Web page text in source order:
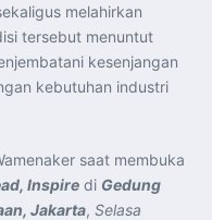
Artefak Budaya
Perkuat Kolaborasi
Demi Percepatan
II Batch 1 Dibuka
Raih Pengalaman Kerja
AAU 2026, Tekankan
ASEAN–Inggris yang
Global
Uni Eropa Perkuat
Strategis
melahirkan
tersebut menuntut
kesenjangan
kebutuhan industri
saat membuka
Inspire di Gedung
Jakarta, Selasa